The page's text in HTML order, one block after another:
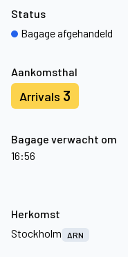
Aankomsthal
Arrivals 3
Bagage verwacht om
16:56
Status
Bagage afgehandeld
Herkomst
Stockholm
ARN